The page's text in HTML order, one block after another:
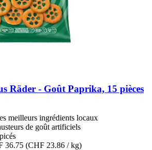
Räder -​ Goût Paprika, 15 pièces
meilleurs ingrédients locaux
de goût artificiels
36.75 (CHF 23.86 / kg)